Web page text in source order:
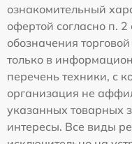
ознакомительный
офертой согласно п.
обозначения
только в
перечень техники, с
организация не
указанных товарных
интересы. Все виды